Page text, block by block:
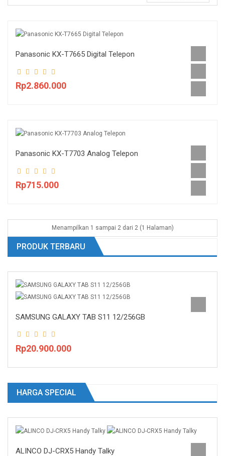
Panasonic KX-T7665 Digital Telepon
Rp2.860.000
Panasonic KX-T7703 Analog Telepon
Rp715.000
Menampilkan 1 sampai 2 dari 2 (1 Halaman)
PRODUK TERBARU
SAMSUNG GALAXY TAB S11 12/256GB
Rp20.900.000
HARGA SPECIAL
ALINCO DJ-CRX5 Handy Talky